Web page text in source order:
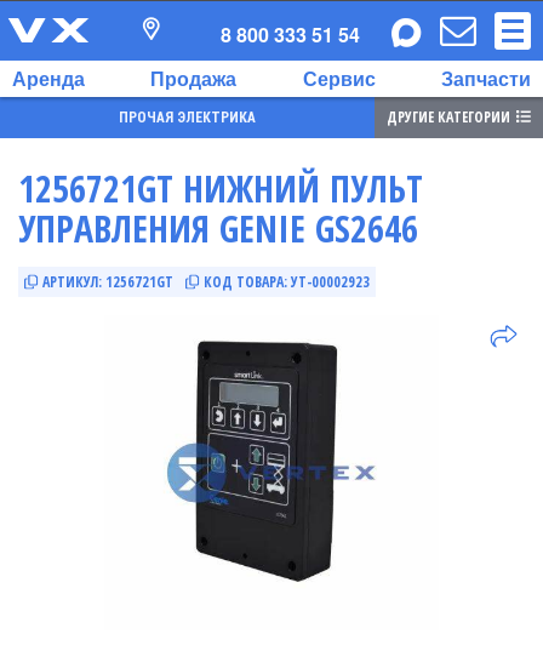
Аренда Продажа Сервис Запчасти
8 800 333 51 54
ПРОЧАЯ ЭЛЕКТРИКА ДРУГИЕ КАТЕГОРИИ
1256721GT НИЖНИЙ ПУЛЬТ
УПРАВЛЕНИЯ GENIE GS2646
АРТИКУЛ: 1256721GT КОД ТОВАРА:УТ-00002923